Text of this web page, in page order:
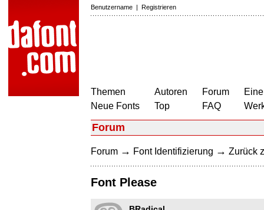
Benutzername | Registrieren
Themen
Neue Fonts
Autoren
Top
Forum
FAQ
Forum
Forum → Font Identifizierung → Zurück
Font Please